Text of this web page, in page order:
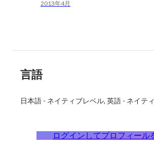
2013年4月
言語
日本語 - ネイティブレベル 英語 - ネイテ
ログインしてプロフィール